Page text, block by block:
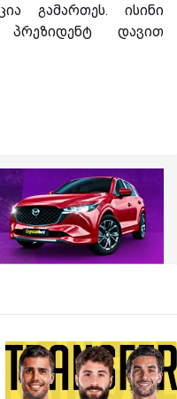
გამართეს. ისინი
პრეზიდენტ დავით